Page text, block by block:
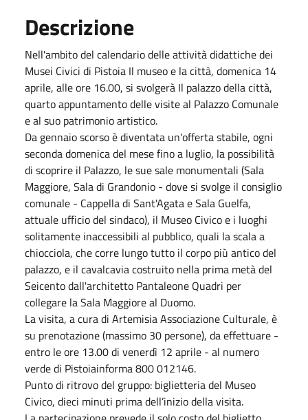
Descrizione
Nell'ambito del calendario delle attività didattiche dei
Musei Civici di Pistoia Il museo e la città, domenica 14
aprile, alle ore 16.00, si svolgerà Il palazzo della città,
quarto appuntamento delle visite al Palazzo Comunale
e al suo patrimonio artistico.
Da gennaio scorso è diventata un'offerta stabile, ogni
seconda domenica del mese fino a luglio, la possibilità
di scoprire il Palazzo, le sue sale monumentali (Sala
Maggiore, Sala di Grandonio - dove si svolge il consiglio
comunale - Cappella di Sant'Agata e Sala Guelfa,
attuale ufficio del sindaco), il Museo Civico e i luoghi
solitamente inaccessibili al pubblico, quali la scala a
chiocciola, che corre lungo tutto il corpo più antico del
palazzo, e il cavalcavia costruito nella prima metà del
Seicento dall'architetto Pantaleone Quadri per
collegare la Sala Maggiore al Duomo.
La visita, a cura di Artemisia Associazione Culturale, è
su prenotazione (massimo 30 persone), da effettuare -
entro le ore 13.00 di venerdì 12 aprile - al numero
verde di Pistoiainforma 800 012146.
Punto di ritrovo del gruppo: biglietteria del Museo
Civico, dieci minuti prima dell’inizio della visita.